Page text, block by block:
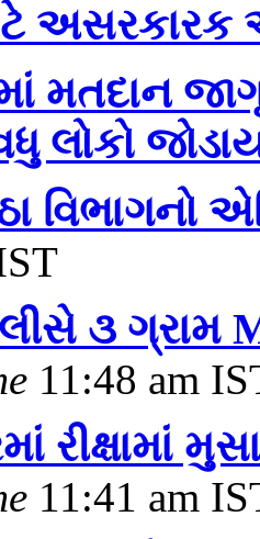
અસરકારક
મતદાન
લોકો
વિભાગનો
૩ ગ્રામ
11:48 am
રીક્ષામાં
11:41 am